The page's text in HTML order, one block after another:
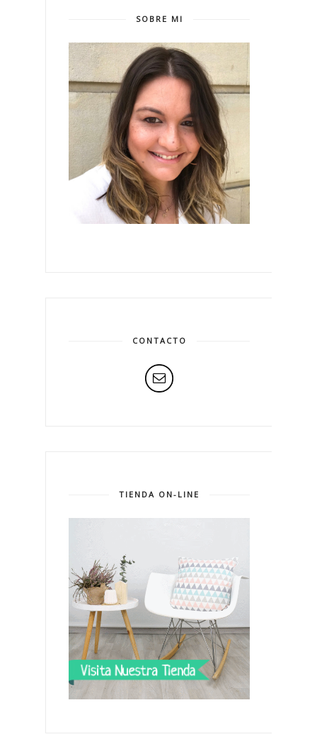
SOBRE MI
CONTACTO
TIENDA ON-LINE